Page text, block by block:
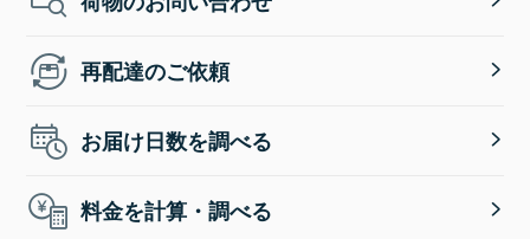
再配達のご依頼
お届け日数を調べる
料金を計算・調べる